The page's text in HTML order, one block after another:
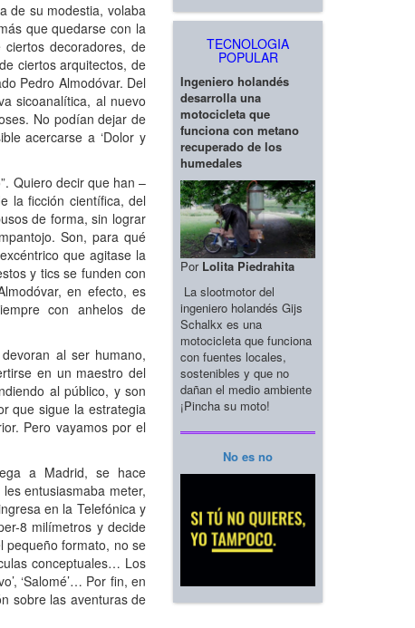
de su modestia, volaba
que quedarse con la
decoradores, de
ciertos arquitectos, de
Pedro Almodóvar. Del
sicoanalítica, al nuevo
No podían dejar de
acercarse a ‘Dolor y
Quiero decir que han –
la ficción científica, del
de forma, sin lograr
Son, para qué
que agitase la
y tics se funden con
en efecto, es
con anhelos de
al ser humano,
en un maestro del
al público, y son
que sigue la estrategia
Pero vayamos por el
a Madrid, se hace
entusiasmaba meter,
en la Telefónica y
8 milímetros y decide
pequeño formato, no se
conceptuales… Los
‘Salomé’… Por fin, en
sobre las aventuras de
TECNOLOGIA
POPULAR
Ingeniero holandés
desarrolla una
motocicleta que
funciona con metano
recuperado de los
humedales
Por Lolita Piedrahita
La slootmotor del
ingeniero holandés Gijs
Schalkx es una
motocicleta que funciona
con fuentes locales,
sostenibles y que no
dañan el medio ambiente
¡Pincha su moto!
No es no